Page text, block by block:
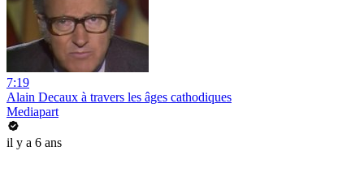
7:19
Alain Decaux à travers les âges cathodiques
Mediapart
il y a 6 ans